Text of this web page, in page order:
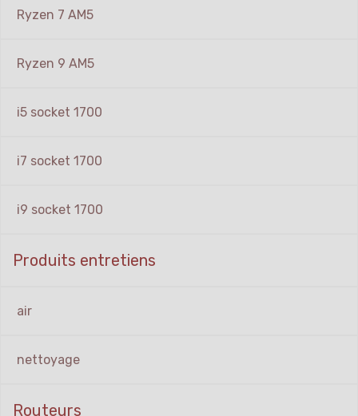
Ryzen 7 AM5
Ryzen 9 AM5
i5 socket 1700
i7 socket 1700
i9 socket 1700
Produits entretiens
air
nettoyage
Routeurs